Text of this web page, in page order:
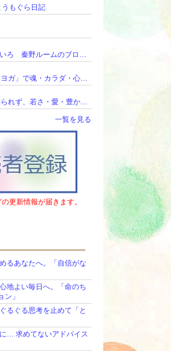
うもぐら日記
心理カウンセリングルームそらいろ 秦野ルームのブログです。
「宇宙意識×アーユルヴェーダ×ヨガ」で魂・カラダ・心を調和させ、最幸の人生を遊びながら生きる！
48歳から始まる逆転劇。形に縛られず、若さ・愛・豊かさを育てる「自然な生き方」
一覧を見る
更新情報が届きます。
るあなたへ。「自信がな
地よい毎日へ。「命のち
」
るぐる思考を止めて「と
… 求めてないアドバイス